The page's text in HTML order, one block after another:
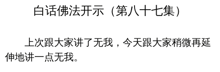
白话佛法开示（第八十七集）
上次跟大家讲了无我，今天跟大家稍微再延
伸地讲一点无我。